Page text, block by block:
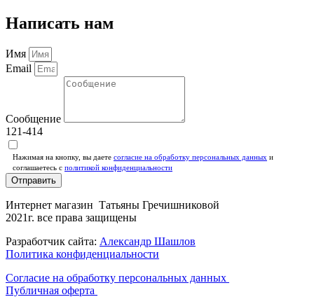
Написать нам
Имя
Email
Сообщение
121-414
Нажимая на кнопку, вы даете согласие на обработку персональных данных и
соглашаетесь c политикой конфиденциальности
Отправить
Интернет магазин Татьяны Гречишниковой
2021г. все права защищены
Разработчик сайта: Александр Шашлов
Политика конфиденциальности
Согласие на обработку персональных данных
Публичная оферта